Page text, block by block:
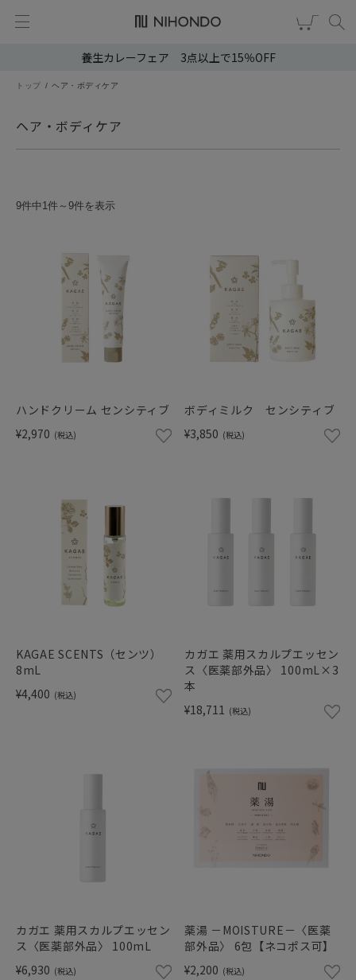
養生カレーフェア 3点以上で15％OFF
トップ ヘア・ボディケア
ヘア・ボディケア
9件中1件～9件を表示
ハンドクリーム センシティブ
¥2,970 (税込)
ボディミルク センシティブ
¥3,850 (税込)
KAGAE SCENTS（センツ）
8mL
¥4,400 (税込)
カガエ 薬用スカルプエッセン
ス〈医薬部外品〉 100mL×3
本
¥18,711 (税込)
カガエ 薬用スカルプエッセン
ス〈医薬部外品〉 100mL
¥6,930 (税込)
薬湯 －MOISTURE－〈医薬
部外品〉 6包【ネコポス可】
¥2,200 (税込)
新規会員登録 ログイン
ヘア・ボディケア
ブランドから選ぶ